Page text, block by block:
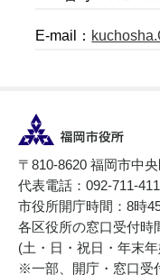
E-mail：
〒810-8620 福岡市中
代表電話：092-711-
市役所開庁時間：8時
各区役所の窓口受付時
(土・日・祝日・年末
※一部、開庁・窓口受